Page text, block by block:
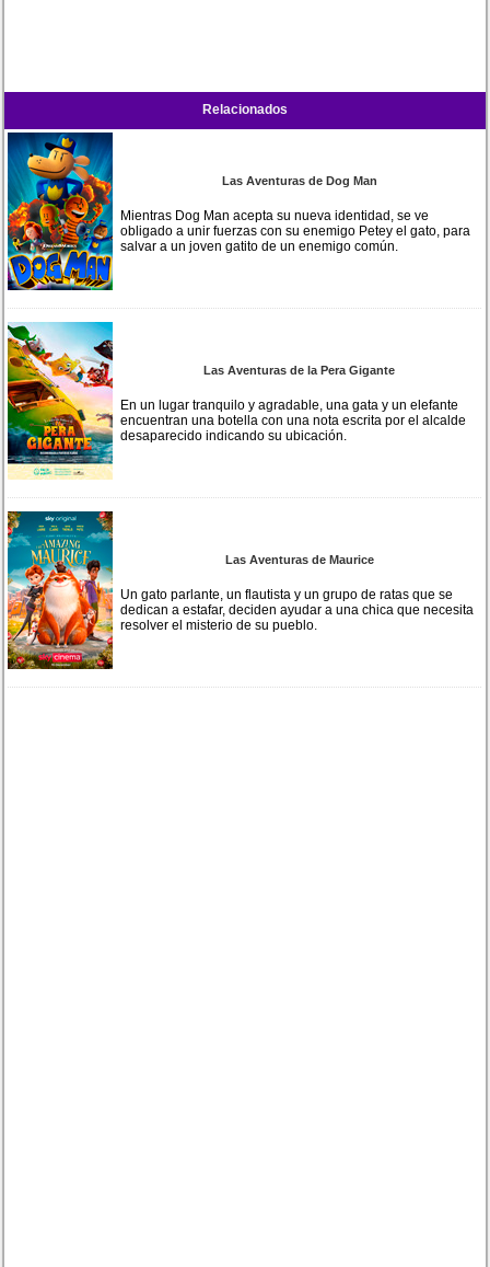
Relacionados
Las Aventuras de Dog Man
Mientras Dog Man acepta su nueva identidad, se ve
obligado a unir fuerzas con su enemigo Petey el gato, para
salvar a un joven gatito de un enemigo común.
Las Aventuras de la Pera Gigante
En un lugar tranquilo y agradable, una gata y un elefante
encuentran una botella con una nota escrita por el alcalde
desaparecido indicando su ubicación.
Las Aventuras de Maurice
Un gato parlante, un flautista y un grupo de ratas que se
dedican a estafar, deciden ayudar a una chica que necesita
resolver el misterio de su pueblo.